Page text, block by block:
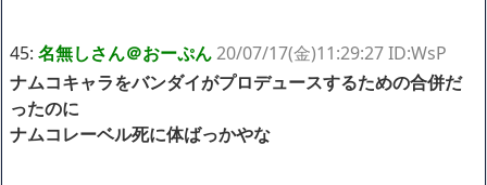
45: 名無しさん＠おーぷん20/07/17(金)11:29:27 ID:WsP
ナムコキャラをバンダイがプロデュースするための合併だ
ったのに
ナムコレーベル死に体ばっかやな